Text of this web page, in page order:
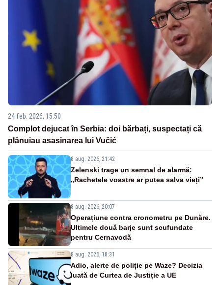
24 feb. 2026, 15:50
Complot dejucat în Serbia: doi bărbați, suspectați că
plănuiau asasinarea lui Vučić
8 aug. 2026, 21:42
Zelenski trage un semnal de alarmă:
„Rachetele voastre ar putea salva vieți”
8 aug. 2026, 20:07
Operațiune contra cronometru pe Dunăre.
Ultimele două barje sunt scufundate
pentru Cernavodă
8 aug. 2026, 18:31
Adio, alerte de poliție pe Waze? Decizia
luată de Curtea de Justiție a UE